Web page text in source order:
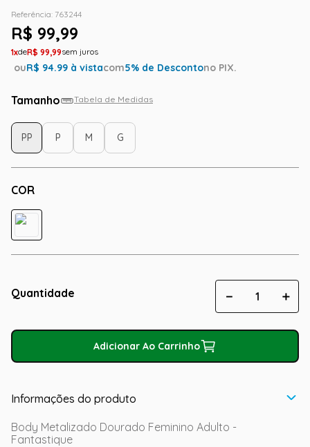
Referência: 763244
R$ 99,99
1 R$ 99,99
ouR$ 94.99 à vistacom5% de Descontono PIX.
Tamanho Tabela de Medidas
COR
PP P M G
Quantidade ＋
－
Adicionar Ao Carrinho
Informações do produto
Body Metalizado Dourado Feminino Adulto -
Fantastique